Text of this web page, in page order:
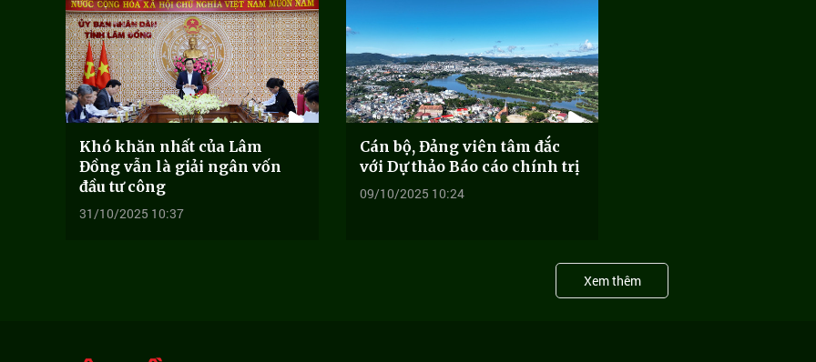
Khó khăn nhất của Lâm
Đồng vẫn là giải ngân vốn
đầu tư công
31/10/2025 10:37
Cán bộ, Đảng viên tâm đắc
với Dự thảo Báo cáo chính trị
09/10/2025 10:24
Xem thêm